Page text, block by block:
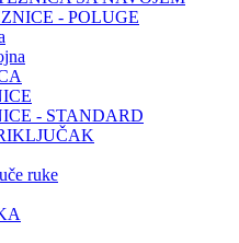
- POLUGE
- STANDARD
ruke